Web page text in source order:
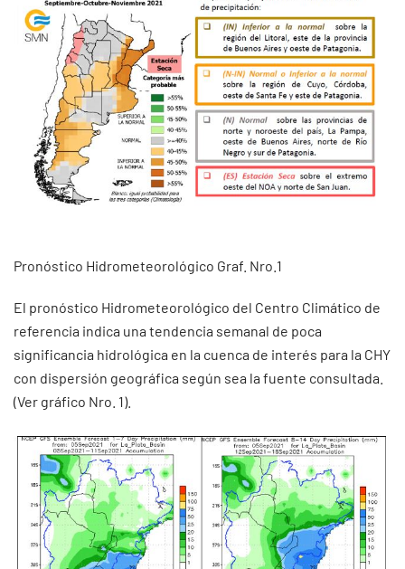
Pronóstico Hidrometeorológico Graf. Nro.1
El pronóstico Hidrometeorológico del Centro Climático de
referencia indica una tendencia semanal de poca
significancia hidrológica en la cuenca de interés para la CHY
con dispersión geográfica según sea la fuente consultada.
(Ver gráfico Nro. 1).